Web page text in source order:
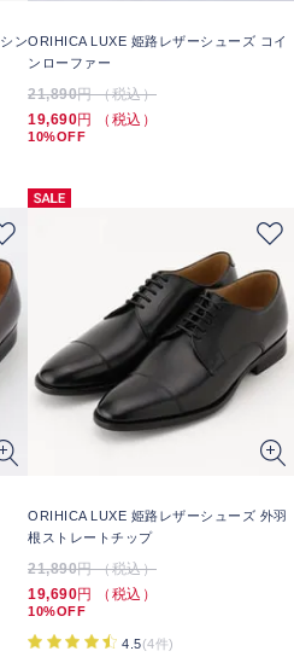
ンORIHICA LUXE 姫路レザーシューズ コイ
ンローファー
21,890円 （税込）
19,690円 （税込）
10%OFF
ORIHICA LUXE 姫路レザーシューズ 外羽
根ストレートチップ
21,890円 （税込）
19,690円 （税込）
10%OFF
4.5(4件)